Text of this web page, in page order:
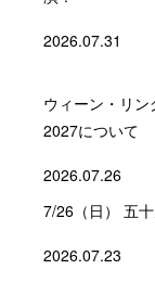
2026.07.31
ウィーン・リ
2027について
2026.07.26
7/26（日） 五
2026.07.23